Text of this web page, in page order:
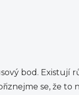
bod. Existují
se, že to